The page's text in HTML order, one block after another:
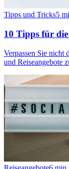
Tipps und Tricks5
10 Tipps für die
Verpassen Sie nicht
und Reiseangebote